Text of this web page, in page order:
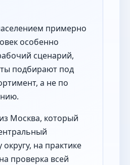
примерно
особенно
сценарий,
подбирают под
а не по
Москва, который
на практике
проверка всей